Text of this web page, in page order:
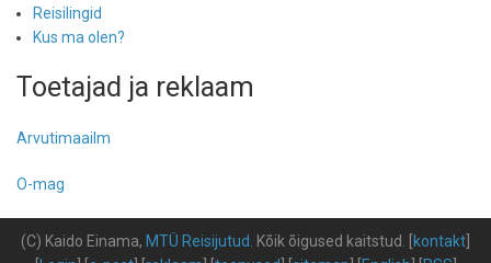
Reisilingid
Kus ma olen?
Toetajad ja reklaam
Arvutimaailm
O-mag
(C) Kaido Einama, MTÜ Reisijutud Kõik õigused kaitstud kontakt